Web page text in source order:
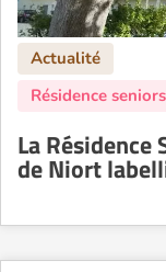
La Résidence
de Niort